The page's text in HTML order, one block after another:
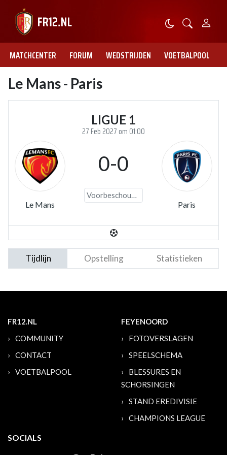
MATCHCENTER FORUM WEDSTRIJDEN VOETBALPOOL
Le Mans - Paris
LIGUE 1
27 Feb 2027 om 01:00
Le Mans
0-0
Voorbeschouwing
Paris
Tijdlijn Opstelling Statistieken
FR12.NL
COMMUNITY
CONTACT
VOETBALPOOL
FEYENOORD
FOTOVERSLAGEN
SPEELSCHEMA
BLESSURES EN
SCHORSINGEN
STAND EREDIVISIE
CHAMPIONS LEAGUE
SOCIALS